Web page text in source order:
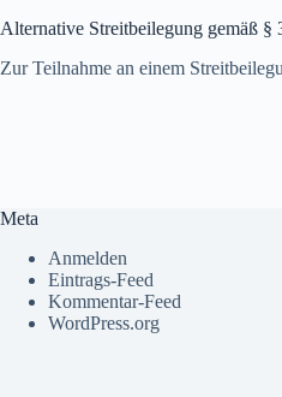
Alternative Streitbeilegung gemäß §
Zur Teilnahme an einem
Meta
Anmelden
Eintrags-Feed
Kommentar-Feed
WordPress.org